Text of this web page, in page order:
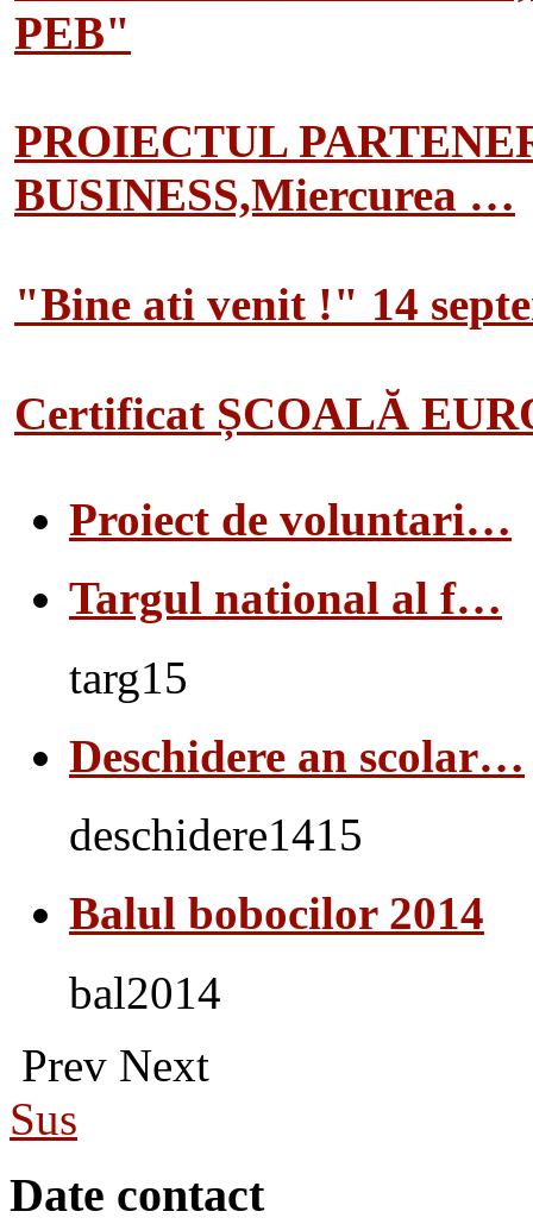
PEB"
PROIECTUL
BUSINESS,Miercurea …
"Bine ati venit !" 14
Certificat ȘCOALĂ
Proiect de voluntari…
Targul national al f…
targ15
Deschidere an scolar…
deschidere1415
Balul bobocilor 2014
bal2014
Prev Next
Sus
Date contact